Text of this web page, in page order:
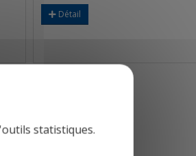
Détail
statistiques.